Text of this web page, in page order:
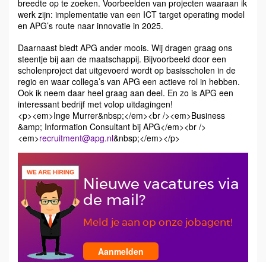
breedte op te zoeken. Voorbeelden van projecten waaraan ik
werk zijn: implementatie van een ICT target operating model
en APG’s route naar innovatie in 2025.
Daarnaast biedt APG ander moois. Wij dragen graag ons
steentje bij aan de maatschappij. Bijvoorbeeld door een
scholenproject dat uitgevoerd wordt op basisscholen in de
regio en waar collega’s van APG een actieve rol in hebben.
Ook ik neem daar heel graag aan deel. En zo is APG een
interessant bedrijf met volop uitdagingen!
<p><em>Inge Murrer&nbsp;</em><br /><em>Business
&amp; Information Consultant bij APG</em><br />
<em>recruitment@apg.nl&nbsp;</em></p>
Nieuwe vacatures via
de mail?
Meld je aan op onze jobagent!
Aanmelden